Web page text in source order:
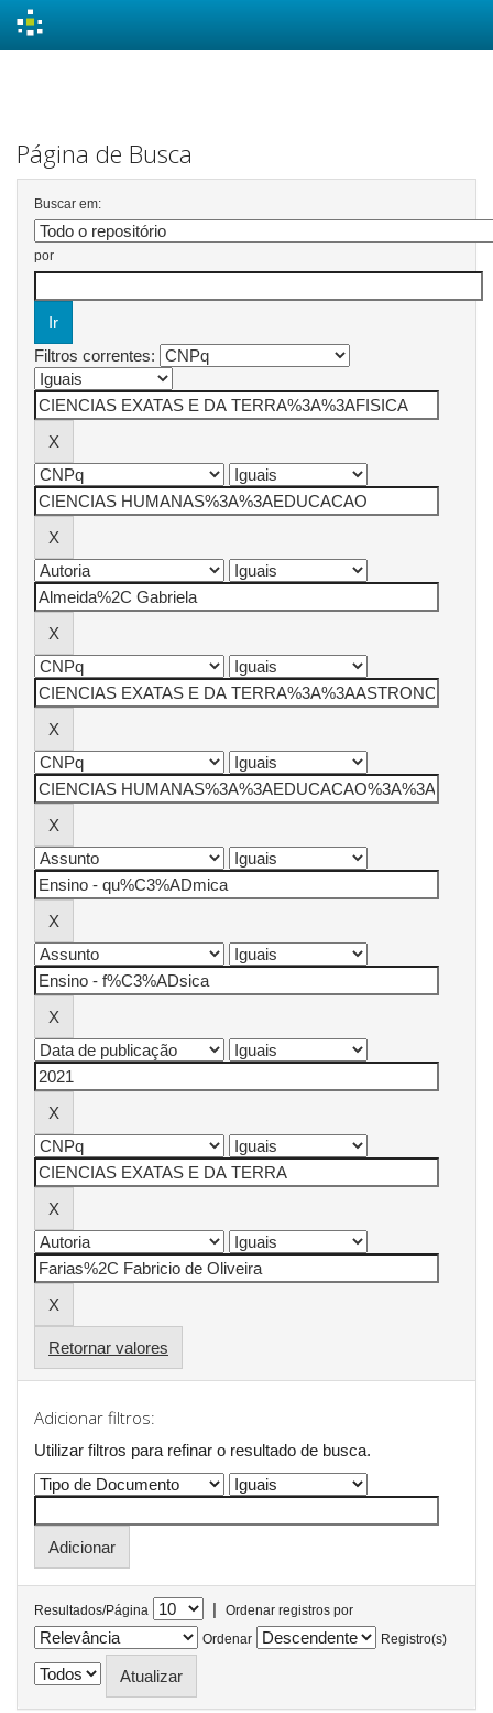
Página de Busca
Buscar em:
por
Filtros correntes:
Retornar valores
Adicionar filtros:
Utilizar filtros para refinar o resultado de busca.
Resultados/Página |
Ordenar registros por
Ordenar
Registro(s)